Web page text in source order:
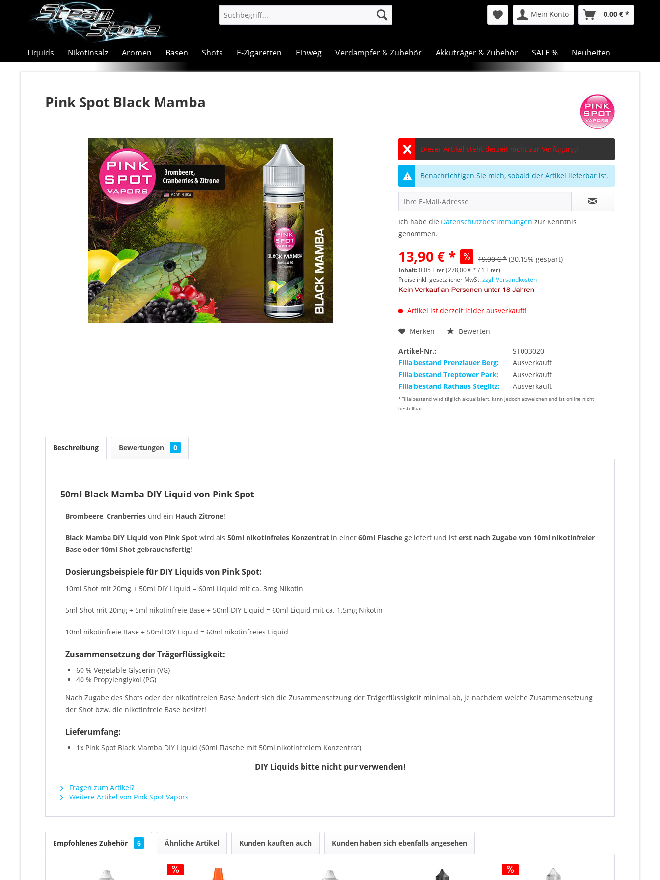
Mein Konto 0,00 € *
Liquids Nikotinsalz Aromen Basen Shots E-Zigaretten Einweg Verdampfer & Zubehör Akkuträger & Zubehör SALE % Neuheiten
Pink Spot Black Mamba
Dieser Artikel steht derzeit nicht zur Verfügung!
Benachrichtigen Sie mich, sobald der Artikel lieferbar ist.
Ich habe die Datenschutzbestimmungen zur Kenntnis
genommen.
13,90 € * 19,90 € * (30,15% gespart)
Inhalt:0.05 Liter (278,00 € * / 1 Liter)
Preise inkl. gesetzlicher MwSt.zzgl. Versandkosten
Artikel ist derzeit leider ausverkauft!
Merken Bewerten
Artikel-Nr.:
ST003020
Filialbestand Prenzlauer Berg:
Ausverkauft
Filialbestand Treptower Park:
Ausverkauft
Filialbestand Rathaus Steglitz:
Ausverkauft
*Filialbestand wird täglich aktualisiert, kann jedoch abweichen und ist online nicht
bestellbar.
Beschreibung Bewertungen 0
50ml Black Mamba DIY Liquid von Pink Spot
Brombeere, Cranberries und ein Hauch Zitrone!
Black Mamba DIY Liquid von Pink Spot wird als 50ml nikotinfreies Konzentrat in einer 60ml Flasche geliefert und ist erst nach Zugabe von 10ml nikotinfreier
Base oder 10ml Shot gebrauchsfertig!
Dosierungsbeispiele für DIY Liquids von Pink Spot:
10ml Shot mit 20mg + 50ml DIY Liquid = 60ml Liquid mit ca. 3mg Nikotin
5ml Shot mit 20mg + 5ml nikotinfreie Base + 50ml DIY Liquid = 60ml Liquid mit ca. 1.5mg Nikotin
10ml nikotinfreie Base + 50ml DIY Liquid = 60ml nikotinfreies Liquid
Zusammensetzung der Trägerflüssigkeit:
60 % Vegetable Glycerin (VG)
40 % Propylenglykol (PG)
Nach Zugabe des Shots oder der nikotinfreien Base ändert sich die Zusammensetzung der Trägerflüssigkeit minimal ab, je nachdem welche Zusammensetzung
der Shot bzw. die nikotinfreie Base besitzt!
Lieferumfang:
1x Pink Spot Black Mamba DIY Liquid (60ml Flasche mit 50ml nikotinfreiem Konzentrat)
DIY Liquids bitte nicht pur verwenden!
Fragen zum Artikel?
Weitere Artikel von Pink Spot Vapors
Empfohlenes Zubehör 6 Ähnliche Artikel Kunden kauften auch Kunden haben sich ebenfalls angesehen